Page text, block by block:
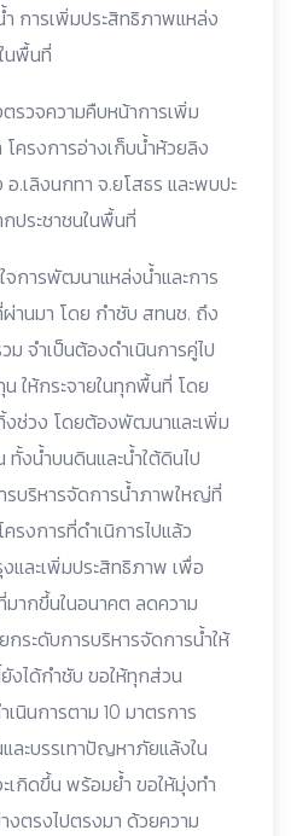
การเพิ่มประสิทธิภาพแหล่ง
นพื้นที่
รวจความคืบหน้าการเพิ่ม
ครงการอ่างเก็บน้ำห้วยลิง
.เลิงนกทา จ.ยโสธร และพบปะ
ประชาชนในพื้นที่
จการพัฒนาแหล่งน้ำและการ
านมา โดย กำชับ สทนช. ถึง
จำเป็นต้องดำเนินการคู่ไป
ให้กระจายในทุกพื้นที่ โดย
ช่วง โดยต้องพัฒนาและเพิ่ม
งน้ำบนดินและน้ำใต้ดินไป
รบริหารจัดการน้ำภาพใหญ่ที่
รงการที่ดำเนิการไปแล้ว
และเพิ่มประสิทธิภาพ เพื่อ
ากขึ้นในอนาคต ลดความ
ระดับการบริหารจัดการน้ำให้
ได้กำชับ ขอให้ทุกส่วน
นินการตาม 10 มาตรการ
ะบรรเทาปัญหาภัยแล้งใน
กิดขึ้น พร้อมย้ำ ขอให้มุ่งทำ
งตรงไปตรงมา ด้วยความ